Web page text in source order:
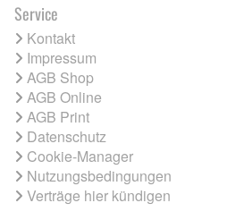
Service
Kontakt
Impressum
AGB Shop
AGB Online
AGB Print
Datenschutz
Cookie-Manager
Nutzungsbedingungen
Verträge hier kündigen